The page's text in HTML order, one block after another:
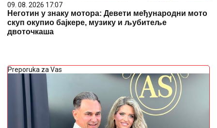
09. 08. 2026 17:07
Неготин у знаку мотора: Девети међународни мото
скуп окупио бајкере, музику и љубитеље
двоточкаша
Preporuka za Vas